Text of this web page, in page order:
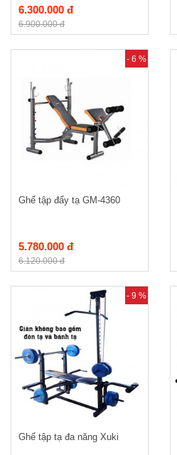
6.300.000 đ
6.900.000 đ
- 6 %
Ghế tập đẩy tạ GM-4360
5.780.000 đ
6.120.000 đ
- 9 %
Ghế tập tạ đa năng Xuki